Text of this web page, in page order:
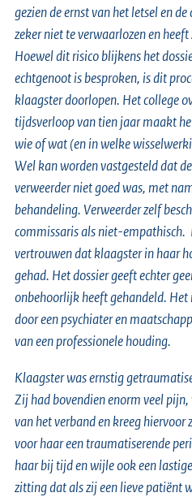
gezien de ernst van het letsel en
zeker niet te verwaarlozen en
Hoewel dit risico blijkens het
echtgenoot is besproken, is dit
klaagster doorlopen. Het college
tijdsverloop van tien jaar maakt
wie of wat (en in welke
Wel kan worden vastgesteld dat
verweerder niet goed was, met
behandeling. Verweerder zelf
commissaris als niet-empathisch.
vertrouwen dat klaagster in haar
gehad. Het dossier geeft echter
onbehoorlijk heeft gehandeld.
door een psychiater en
van een professionele houding.
Klaagster was ernstig
Zij had bovendien enorm veel
van het verband en kreeg
voor haar een traumatiserende
haar bij tijd en wijle ook een
zitting dat als zij een lieve patiënt